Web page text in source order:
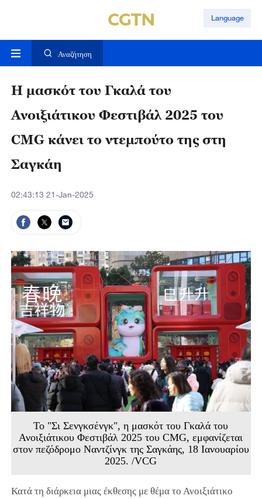
Language
Αναζήτηση
Η μασκότ του Γκαλά του
Ανοιξιάτικου Φεστιβάλ 2025 του
CMG κάνει το ντεμπούτο της στη
Σαγκάη
02:43:13 21-Jan-2025
Το "Σι Σενγκσένγκ", η μασκότ του Γκαλά του
Ανοιξιάτικου Φεστιβάλ 2025 του CMG, εμφανίζεται
στον πεζόδρομο Ναντζίνγκ της Σαγκάης, 18 Ιανουαρίου
2025. /VCG
Κατά τη διάρκεια μιας έκθεσης με θέμα το Ανοιξιάτικο